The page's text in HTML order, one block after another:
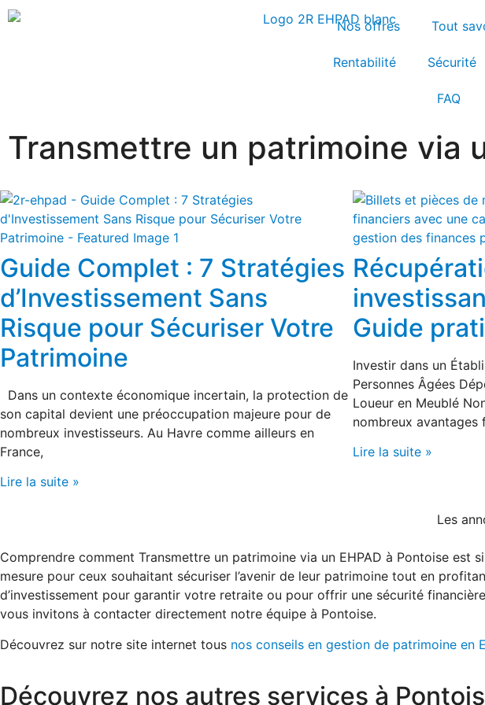
Nos offres Tout
Rentabilité Sécurité
FAQ
Transmettre un patrimoine via
Guide Complet : 7 Stratégies
d’Investissement Sans
Risque pour Sécuriser Votre
Patrimoine
Dans un contexte économique incertain, la protection de
son capital devient une préoccupation majeure pour de
nombreux investisseurs. Au Havre comme ailleurs en
France,
Lire la suite »
Guide
Investir dans un
Personnes Âgées
Loueur en Meublé
nombreux avantages
Lire la suite »
Les
Comprendre comment Transmettre un patrimoine via un EHPAD à Pontoise
mesure pour ceux souhaitant sécuriser l’avenir de leur patrimoine tout en
d’investissement pour garantir votre retraite ou pour offrir une sécurité
vous invitons à contacter directement notre équipe à Pontoise.
Découvrez sur notre site internet tous nos conseils en gestion de patrimoine en
Découvrez nos autres services à